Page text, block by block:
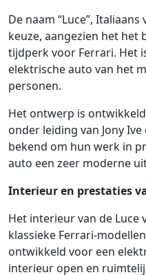
De naam “Luce”,
keuze, aangezien het het
tijdperk voor Ferrari. Het
elektrische auto van het
personen.
Het ontwerp is
onder leiding van Jony
bekend om hun werk in
auto een zeer moderne
Interieur en prestaties
Het interieur van de Luce
klassieke Ferrari-
ontwikkeld voor een
interieur open en